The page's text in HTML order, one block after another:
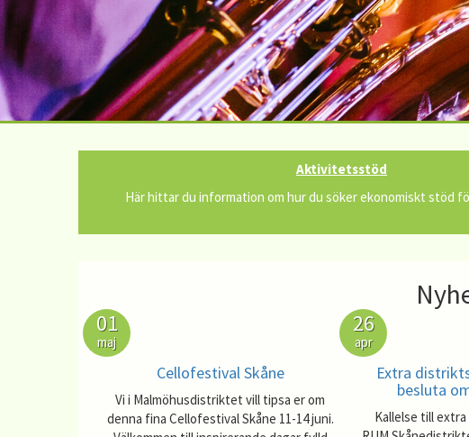
Aktivitetsstöd
Här hittar du information om hur du söker ekonomiskt stöd
01
maj
Cellofestival Skåne
Vi i Malmöhusdistriktet vill tipsa er om
denna fina Cellofestival Skåne 11-14 juni.
26
apr
Extra
besluta
Kallelse till